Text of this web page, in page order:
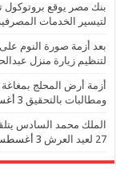
بنك مصر يوقع بروتوكول
لتيسير الخدمات
بعد أزمة صورة النوم
لتنظيم زيارة منزل
أزمة أرض المحلج بمغاغة
ومطالبات بالتحقيق 3 أغسطس، 2026
الملك محمد السادس
27 لعيد العرش
3 أغسطس، 2026